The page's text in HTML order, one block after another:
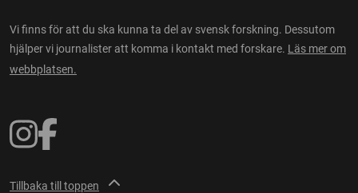
Vi finns för att du ska kunna ta del av svensk forskning. Dessutom
hjälper vi journalister att komma i kontakt med forskare. Läs mer om
webbplatsen.
Tillbaka till toppen